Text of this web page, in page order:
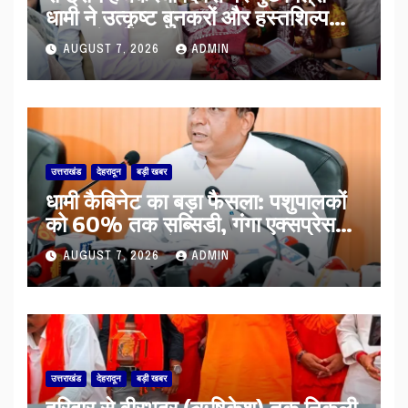
धामी ने उत्कृष्ट बुनकरों और हस्तशिल्प
कारीगरों को किया सम्मानित
AUGUST 7, 2026 ADMIN
उत्तराखंड देहरादून बड़ी खबर
​धामी कैबिनेट का बड़ा फैसला: पशुपालकों
को 60% तक सब्सिडी, गंगा एक्सप्रेसवे
का हरिद्वार तक होगा विस्तार
AUGUST 7, 2026 ADMIN
उत्तराखंड देहरादून बड़ी खबर